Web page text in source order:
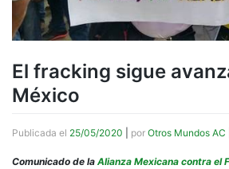
El fracking sigue
México
Publicada el 25/05/2020 por Otros Mundos AC
Comunicado de la Alianza Mexicana contra el